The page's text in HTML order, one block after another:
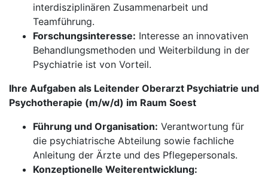
interdisziplinären Zusammenarbeit und
Teamführung.
Forschungsinteresse: Interesse an innovativen
Behandlungsmethoden und Weiterbildung in der
Psychiatrie ist von Vorteil.
Ihre Aufgaben als Leitender Oberarzt Psychiatrie und
Psychotherapie (m/w/d) im Raum Soest
Führung und Organisation: Verantwortung für
die psychiatrische Abteilung sowie fachliche
Anleitung der Ärzte und des Pflegepersonals.
Konzeptionelle Weiterentwicklung: